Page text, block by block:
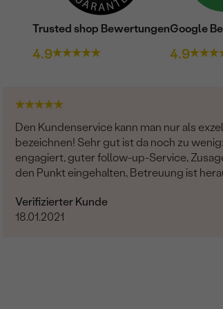
Trusted shop Bewertungen
4.9
Google
4.9
Den Kundenservice kann man nur als
bezeichnen! Sehr gut ist da noch zu
engagiert, guter follow-up-Service,
den Punkt eingehalten, Betreuung ist
Verifizierter Kunde
18.01.2021